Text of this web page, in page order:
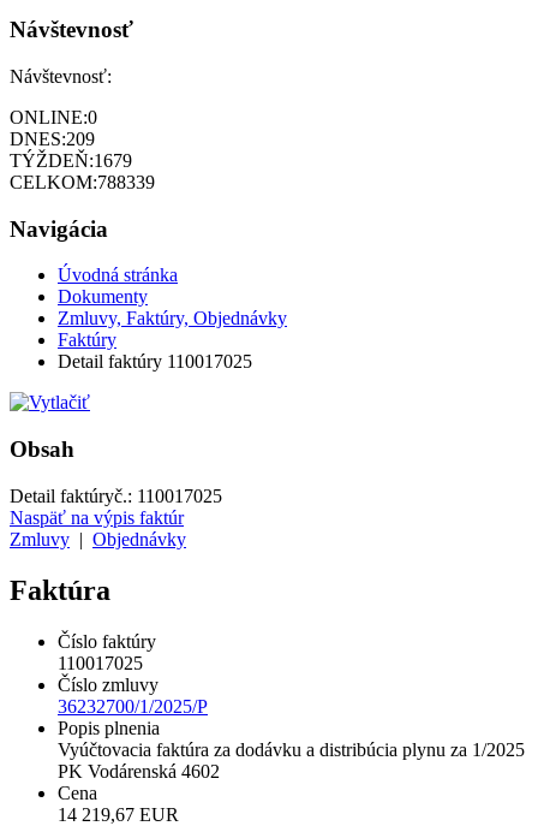
Návštevnosť
Návštevnosť:
ONLINE:0
DNES:209
TÝŽDEŇ:1679
CELKOM:788339
Navigácia
Úvodná stránka
Dokumenty
Zmluvy, Faktúry, Objednávky
Faktúry
Detail faktúry 110017025
Obsah
Detail faktúryč.: 110017025
Naspäť na výpis faktúr
Zmluvy | Objednávky
Faktúra
Číslo faktúry
110017025
Číslo zmluvy
36232700/1/2025/P
Popis plnenia
Vyúčtovacia faktúra za dodávku a distribúcia plynu za 1/2025
PK Vodárenská 4602
Cena
14 219,67 EUR